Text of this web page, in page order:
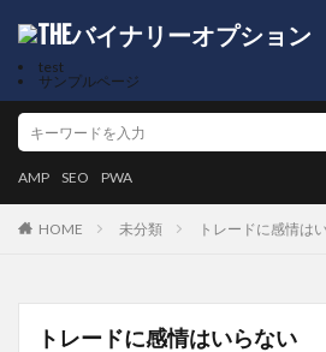
test
サンプルページ
AMP SEO PWA
HOME 未分類 トレードに感情は
トレードに感情はいらない